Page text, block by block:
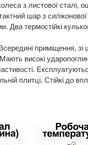
з листової сталі,
шар з силіконової
Два термостійкі
приміщення, зі
високі
плитці. Стійкі до